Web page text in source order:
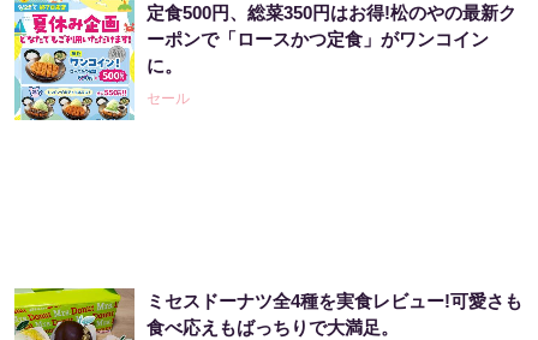
定食500円、総菜350円はお得!松のやの最新ク
ーポンで「ロースかつ定食」がワンコイン
に。
セール
ミセスドーナツ全4種を実食レビュー!可愛さも
食べ応えもばっちりで大満足。